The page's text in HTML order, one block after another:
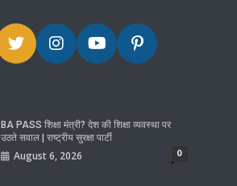
BA PASS शिक्षा मंत्री? देश की शिक्षा व्यवस्था पर
उठते सवाल | राष्ट्रीय सुरक्षा पार्टी
August 6, 2026 0